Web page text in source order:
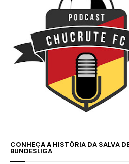
CONHEÇA A HISTÓRIA DA SALVA
BUNDESLIGA